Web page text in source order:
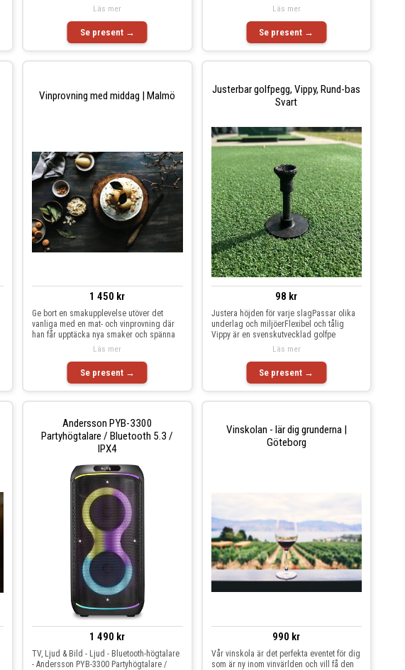
Se present →
Läs mer
Se present →
Läs mer
Vinprovning med middag | Malmö
1 450 kr
Ge bort en smakupplevelse utöver det
vanliga med en mat- och vinprovning där
han får upptäcka nya smaker och spänna
Se present →
Läs mer
Justerbar golfpegg, Vippy, Rund-bas
Svart
98 kr
Justera höjden för varje slagPassar olika
underlag och miljöerFlexibel och tålig
Vippy är en svenskutvecklad golfpe
Se present →
Läs mer
Andersson PYB-3300
Partyhögtalare / Bluetooth 5.3 /
IPX4
1 490 kr
TV, Ljud & Bild - Ljud - Bluetooth-högtalare
- Andersson PYB-3300 Partyhögtalare /
Vinskolan - lär dig grunderna |
Göteborg
990 kr
Vår vinskola är det perfekta eventet för dig
som är ny inom vinvärlden och vill få den